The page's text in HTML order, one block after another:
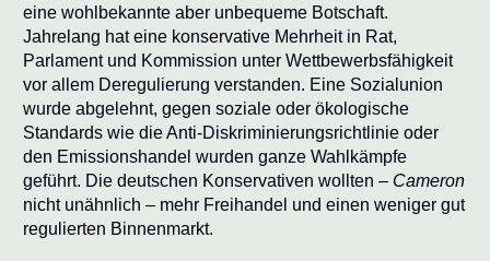
eine wohlbekannte aber unbequeme Botschaft.
Jahrelang hat eine konservative Mehrheit in Rat,
Parlament und Kommission unter Wettbewerbsfähigkeit
vor allem Deregulierung verstanden. Eine Sozialunion
wurde abgelehnt, gegen soziale oder ökologische
Standards wie die Anti-Diskriminierungsrichtlinie oder
den Emissionshandel wurden ganze Wahlkämpfe
geführt. Die deutschen Konservativen wollten – Cameron
nicht unähnlich – mehr Freihandel und einen weniger gut
regulierten Binnenmarkt.